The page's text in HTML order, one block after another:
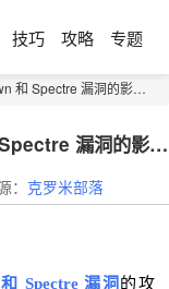
技巧 攻略 专题
Spectre 漏洞的影响？
如何保护 Chrome 免受 Meltdown 和 Spectre 漏洞的影响？
： 克罗米部落
Spectre 漏洞 的攻